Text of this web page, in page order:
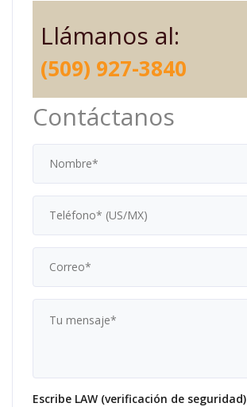
Llámanos al:
(509) 927-3840
Contáctanos
Escribe LAW (verificación de seguridad)